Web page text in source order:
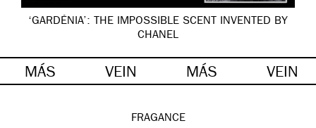
‘GARDÉNIA’: THE IMPOSSIBLE SCENT INVENTED BY
CHANEL
MÁS VEIN MÁS VEIN
FRAGANCE